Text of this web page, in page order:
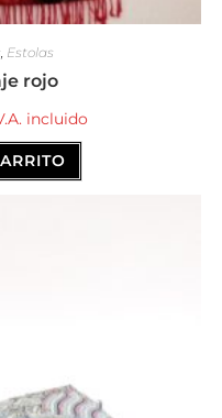
Estolas
rojo
incluido